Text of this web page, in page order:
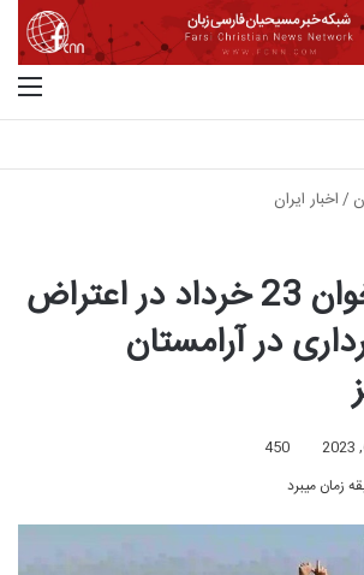
/اخبار ایران
برگزاری فراخوان 23 خرداد در اعتراض
در آرامستان
450